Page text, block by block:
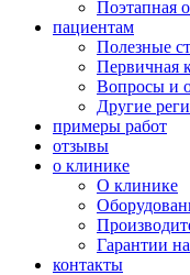
Поэтапная
пациентам
Полезные
Первичная
Вопросы и
Другие
примеры работ
отзывы
о клинике
О клинике
Гарантии
контакты